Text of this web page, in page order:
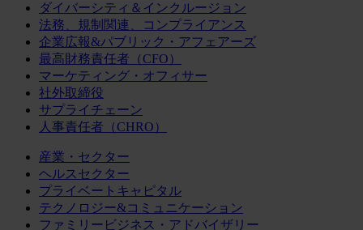
ダイバーシティ＆インクルージョン
法務、規制関連、コンプライアンス
企業広報&パブリック・アフェアーズ
最高財務責任者（CFO）
マーケティング・オフィサー
社外取締役
サプライチェーン
人事責任者（CHRO）
産業・セクター
ヘルスセクター
プライベートキャピタル
テクノロジー&コミュニケーション
ファミリービジネス・アドバイザリー